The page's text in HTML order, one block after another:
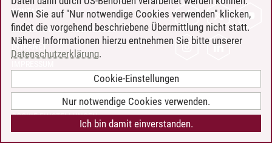
KONTAKT
LEUPHANA ALS ARBEITGEBER
INTRANET
BARRIEREFREIHEIT
COOKIE-EINSTELLUNGEN
Wenn Sie auf "Nur notwendige Cookies verwenden" klicken,
findet die vorgehend beschriebene Übermittlung nicht statt.
Nähere Informationen hierzu entnehmen Sie bitte unserer
Datenschutzerklärung.
Cookie-Einstellungen
Nur notwendige Cookies verwenden.
Ich bin damit einverstanden.